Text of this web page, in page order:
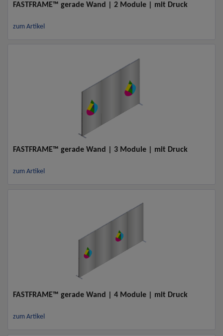
FASTFRAME™ gerade Wand | 2 Module | mit Druck
zum Artikel
FASTFRAME™ gerade Wand | 3 Module | mit Druck
zum Artikel
FASTFRAME™ gerade Wand | 4 Module | mit Druck
zum Artikel